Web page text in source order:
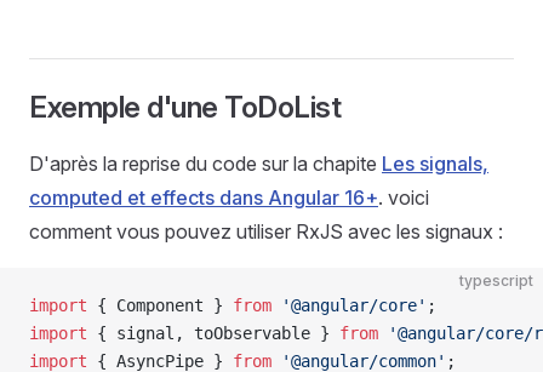
Exemple d'une ToDoList
D'après la reprise du code sur la chapite Les signals,
computed et effects dans Angular 16+. voici
comment vous pouvez utiliser RxJS avec les signaux :
typescript
import { Component } from '@angular/core' ;
import { signal, toObservable } from '@angular/
import { AsyncPipe } from '@angular/common' ;